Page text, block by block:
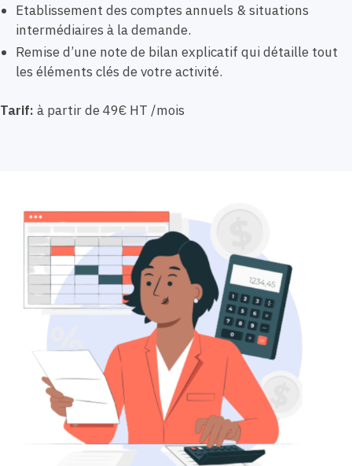
Etablissement des comptes annuels & situations
intermédiaires à la demande.
Remise d’une note de bilan explicatif qui détaille tout
les éléments clés de votre activité.
Tarif: à partir de 49€ HT /mois